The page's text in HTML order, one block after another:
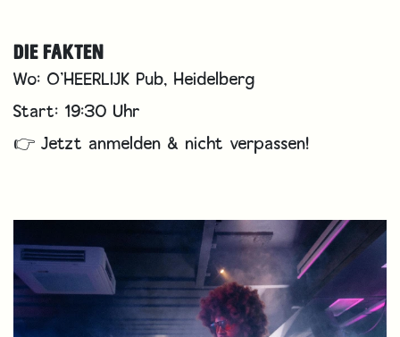
DIE FAKTEN
Wo: O’HEERLIJK Pub, Heidelberg
Start: 19:30 Uhr
👉 Jetzt anmelden & nicht verpassen!